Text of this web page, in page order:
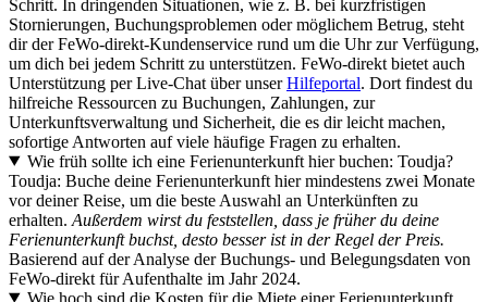
Schritt. In dringenden Situationen, wie z. B. bei kurzfristigen
Stornierungen, Buchungsproblemen oder möglichem Betrug, steht
dir der FeWo-direkt-Kundenservice rund um die Uhr zur Verfügung,
um dich bei jedem Schritt zu unterstützen. FeWo-direkt bietet auch
Unterstützung per Live-Chat über unserHilfeportal. Dort findest du
hilfreiche Ressourcen zu Buchungen, Zahlungen, zur
Unterkunftsverwaltung und Sicherheit, die es dir leicht machen,
sofortige Antworten auf viele häufige Fragen zu erhalten.
Wie früh sollte ich eine Ferienunterkunft hier buchen: Toudja?
Toudja: Buche deine Ferienunterkunft hier mindestens zwei Monate
vor deiner Reise, um die beste Auswahl an Unterkünften zu
erhalten. Außerdem wirst du feststellen, dass je früher du deine
Ferienunterkunft buchst, desto besser ist in der Regel der Preis.
Basierend auf der Analyse der Buchungs- und Belegungsdaten von
FeWo-direkt für Aufenthalte im Jahr 2024.
Wie hoch sind die Kosten für die Miete einer Ferienunterkunft